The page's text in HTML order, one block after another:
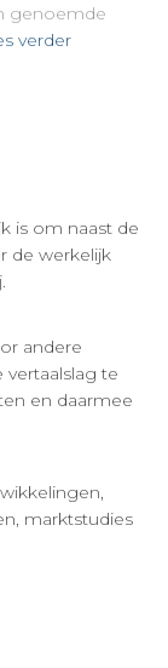
genoemde
verder
is om naast de
de werkelijk
andere
te
en daarmee
marktstudies